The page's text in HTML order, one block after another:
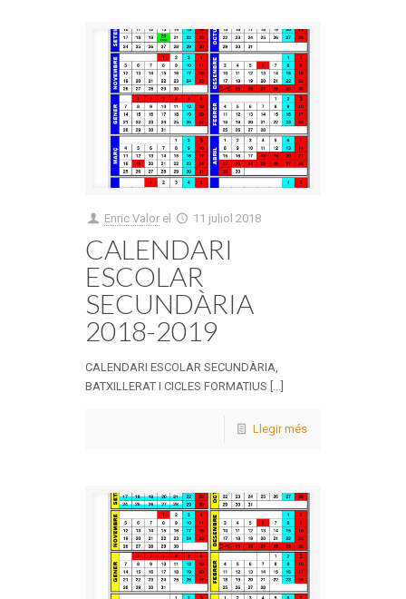
Enric Valor el 11 juliol 2018
CALENDARI
ESCOLAR
SECUNDÀRIA
2018-2019
CALENDARI ESCOLAR SECUNDÀRIA,
BATXILLERAT I CICLES FORMATIUS [...]
Llegir més